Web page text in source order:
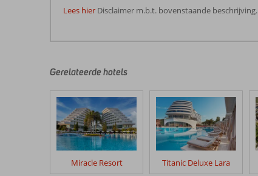
Lees hier Disclaimer m.b.t. bovenstaande beschrijving.
door
klanten
geschreven
na
hun
verblijf
Limak
Gerelateerde hotels
Miracle Resort Titanic Deluxe Lara